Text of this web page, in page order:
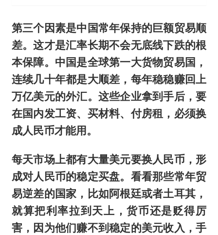
第三个因素是中国常年保持的巨额贸易顺
差。这才是汇率长期不会无底线下跌的根
本保障。中国是全球第一大货物贸易国，
连续几十年都是大顺差，每年稳稳赚回上
万亿美元的外汇。这些企业拿到手后，要
在国内发工资、买材料、付房租，必须换
成人民币才能用。
每天市场上都有大量美元要换人民币，形
成对人民币的稳定买盘。看看那些常年贸
易逆差的国家，比如阿根廷或者土耳其，
就算把利率拉到天上，货币还是贬得厉
害，因为他们赚不到稳定的美元收入，手